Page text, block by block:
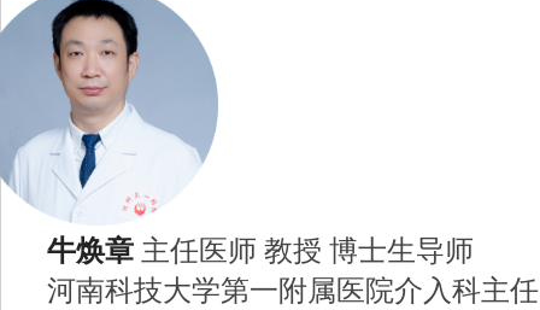
牛焕章 主任医师 教授 博士生导师
河南科技大学第一附属医院介入科主任